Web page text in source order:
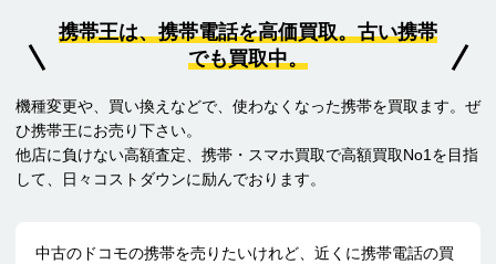
携帯王は、携帯電話を高価買取。古い携帯
でも買取中。
機種変更や、買い換えなどで、使わなくなった携帯を買取ます。ぜ
ひ携帯王にお売り下さい。
他店に負けない高額査定、携帯・スマホ買取で高額買取No1を目指
して、日々コストダウンに励んでおります。
中古のドコモの携帯を売りたいけれど、近くに携帯電話の買